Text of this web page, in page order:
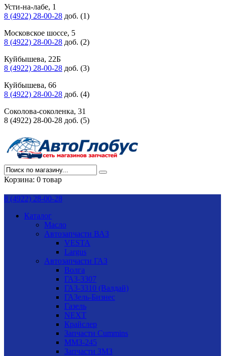
Усти-на-лабе, 1
8 (4922) 28-00-28 доб. (1)
Московское шоссе, 5
8 (4922) 28-00-28 доб. (2)
Куйбышева, 22Б
8 (4922) 28-00-28 доб. (3)
Куйбышева, 66
8 (4922) 28-00-28 доб. (4)
Соколова-соколенка, 31
8 (4922) 28-00-28 доб. (5)
Корзина: 0 товар
8 (4922) 28-00-28
Каталог
Масло
Автозапчасти ВАЗ
VESTA
Largus
Автозапчасти ГАЗ
Волга
ГАЗ-3307
ГАЗ-3310 (Валдай)
ГАЗель-Бизнес
Газель
NEXT
Крайслер
Запчасти Cummins
ММЗ-245
Запчасти ЗМЗ